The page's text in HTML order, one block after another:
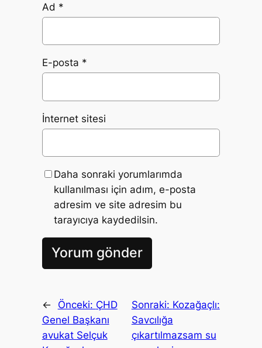
Ad *
E-posta *
İnternet sitesi
Daha sonraki yorumlarımda
kullanılması için adım, e-posta
adresim ve site adresim bu
tarayıcıya kaydedilsin.
← Önceki: ÇHD
Genel Başkanı
avukat Selçuk
Sonraki: Kozağaçlı:
Savcılığa
çıkartılmazsam su